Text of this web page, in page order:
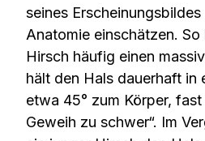
seines
Anatomie einschätzen.
Hirsch häufig einen
hält den Hals dauerhaft in
etwa 45° zum Körper,
Geweih zu schwer“. Im